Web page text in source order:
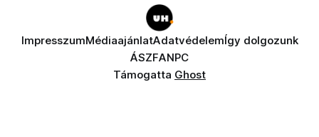
ImpresszumMédiaajánlatAdatvédelemÍgy dolgozunk
ÁSZFANPC
Támogatta Ghost